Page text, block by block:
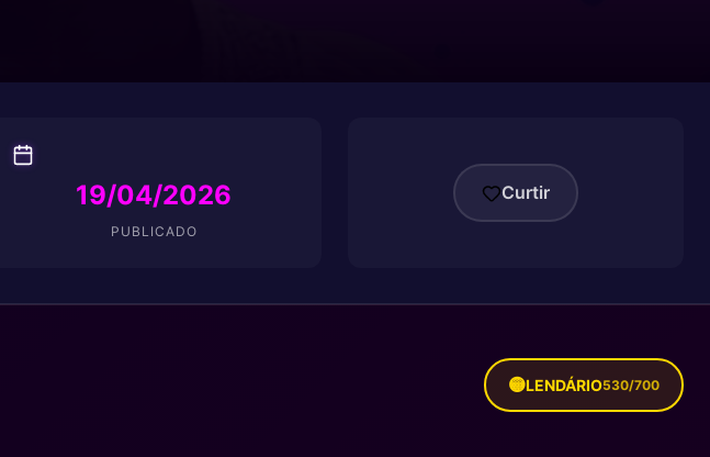
19/04/2026
PUBLICADO
Curtir
🟡LENDÁRIO530/700